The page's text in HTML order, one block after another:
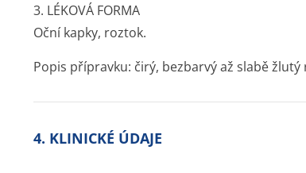
3. LÉKOVÁ FORMA
Oční kapky, roztok.
Popis přípravku: čirý, bezbarvý až slabě žlutý
4. KLINICKÉ ÚDAJE